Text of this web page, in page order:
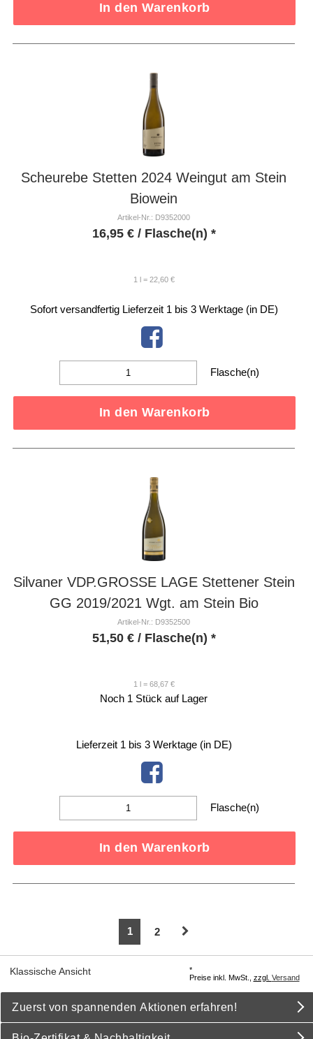
In den Warenkorb
Scheurebe Stetten 2024 Weingut am Stein
Biowein
Artikel-Nr.: D9352000
16,95 €/ Flasche(n) *
1 l = 22,60 €
Sofort versandfertig Lieferzeit 1 bis 3 Werktage (in DE)
Flasche(n)
In den Warenkorb
Silvaner VDP.GROSSE LAGE Stettener Stein
GG 2019/2021 Wgt. am Stein Bio
Artikel-Nr.: D9352500
51,50 €/ Flasche(n) *
1 l = 68,67 €
Noch 1 Stück auf Lager
Lieferzeit 1 bis 3 Werktage (in DE)
Flasche(n)
In den Warenkorb
1 2
Klassische Ansicht
*
Preise inkl. MwSt., zzgl. Versand
Zuerst von spannenden Aktionen erfahren!